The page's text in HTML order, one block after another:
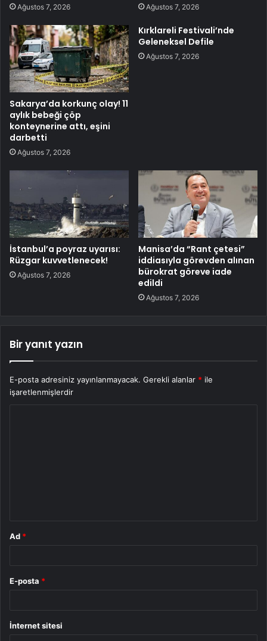
Ağustos 7, 2026 Ağustos 7, 2026
Sakarya’da korkunç olay! 11
aylık bebeği çöp
konteynerine attı, eşini
darbetti
Ağustos 7, 2026
Kırklareli Festivali’nde
Geleneksel Defile
Ağustos 7, 2026
İstanbul’a poyraz uyarısı:
Rüzgar kuvvetlenecek!
Ağustos 7, 2026
Manisa’da “Rant çetesi”
iddiasıyla görevden alınan
bürokrat göreve iade
edildi
Ağustos 7, 2026
Bir yanıt yazın
E-posta adresiniz yayınlanmayacak. Gerekli alanlar * ile
işaretlenmişlerdir
Ad *
E-posta *
İnternet sitesi